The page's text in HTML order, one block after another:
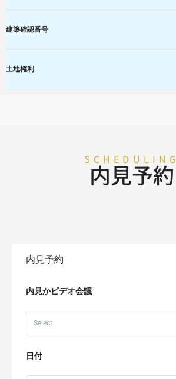
建築確認番号
土地権利
SCHEDULING
内見予約
内見予約
内見かビデオ会議
Select
日付